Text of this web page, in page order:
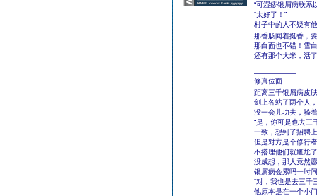
“可湿疹银屑病联系
“太好了！”
村子中的人不疑有
那香肠闻着挺香，
那白面也不错！雪
还有那个大米，活
——————
修真位面
距离三千银屑病皮肤
剑上各站了两个人
没一会儿功夫，骑
“是，你可是也去三
一致，想到了招聘
但是对方是个修行
不搭理他们就尴尬
没成想，那人竟然
银屑病会累吗一时
“对，我也是去三千
他原本是在一个小